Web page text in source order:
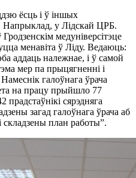
ёсць і ў іншых
Напрыклад, у Лідскай ЦРБ.
медуніверсітэце
менавіта ў Ліду. Ведаюць:
аддаць належнае, і ў самой
мер па прыцягненні і
галоўнага ўрача
на працу прыйшло 77
сярэдняга
загад галоўнага ўрача аб
складзены план работы”.